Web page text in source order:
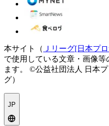
本サイト（ Ｊリーグ[日本プ
で使用している文章・画像
ます。
©公益社団法人 日本
グ）
JP